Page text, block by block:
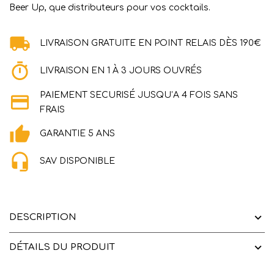
Beer Up, que distributeurs pour vos cocktails.
LIVRAISON GRATUITE EN POINT RELAIS DÈS 190€
LIVRAISON EN 1 À 3 JOURS OUVRÉS
PAIEMENT SECURISÉ JUSQU’A 4 FOIS SANS
FRAIS
GARANTIE 5 ANS
SAV DISPONIBLE
DESCRIPTION
DÉTAILS DU PRODUIT